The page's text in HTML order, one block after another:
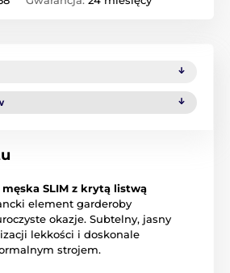
SLIM z krytą listwą
element garderoby
okazje. Subtelny, jasny
lekkości i doskonale
strojem.